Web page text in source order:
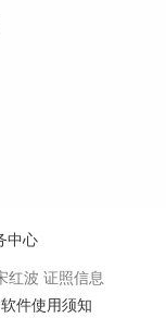
结果对话框方
结果对话框有
中心
红波 证照信息
软件使用须知